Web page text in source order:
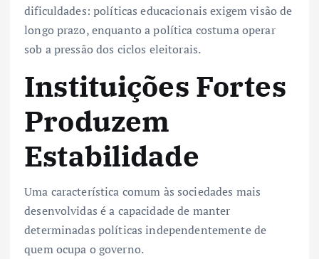
dificuldades: políticas educacionais exigem visão de
longo prazo, enquanto a política costuma operar
sob a pressão dos ciclos eleitorais.
Instituições Fortes
Produzem
Estabilidade
Uma característica comum às sociedades mais
desenvolvidas é a capacidade de manter
determinadas políticas independentemente de
quem ocupa o governo.